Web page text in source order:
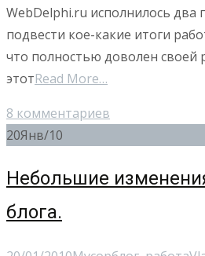
WebDelphi.ru исполнилось два
подвести кое-какие итоги
что полностью доволен своей
этотRead More…
8 комментариев
20Янв/10
Небольшие
блога.